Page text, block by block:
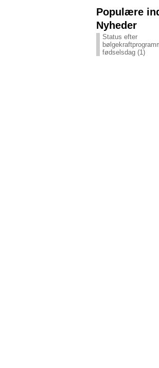
Populære
Nyheder
Status efter
fødselsdag (1)